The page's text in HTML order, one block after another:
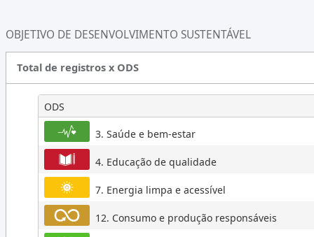
2017
2016
2014
2013
OBJETIVO DE DESENVOLVIMENTO SUSTENTÁVEL
Total de registros x ODS
ODS
3. Saúde e bem-estar
4. Educação de qualidade
7. Energia limpa e acessível
12. Consumo e produção responsáveis